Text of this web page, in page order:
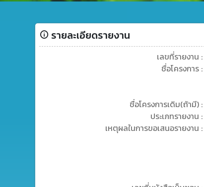
รายละเอียดรายงาน
เลขที่รายงาน :
ชื่อโครงการ :
ชื่อโครงการเดิม(ถ้ามี) :
ประเภทรายงาน :
เหตุผลในการขอเสนอรายงาน :